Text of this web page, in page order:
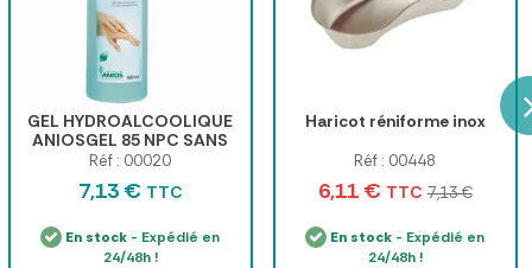
GEL HYDROALCOOLIQUE
ANIOSGEL 85 NPC SANS
RINÇAGE ANIOS - flacon
Réf : 00020
7,13 € TTC
En stock - Expédié en
24/48h !
Haricot réniforme inox
Réf : 00448
6,11 € TTC 7,13 €
En stock - Expédié en
24/48h !